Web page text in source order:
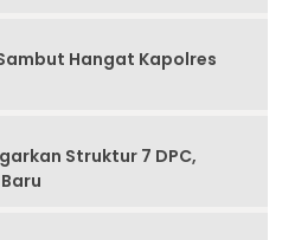
Hangat Kapolres
Struktur 7 DPC,